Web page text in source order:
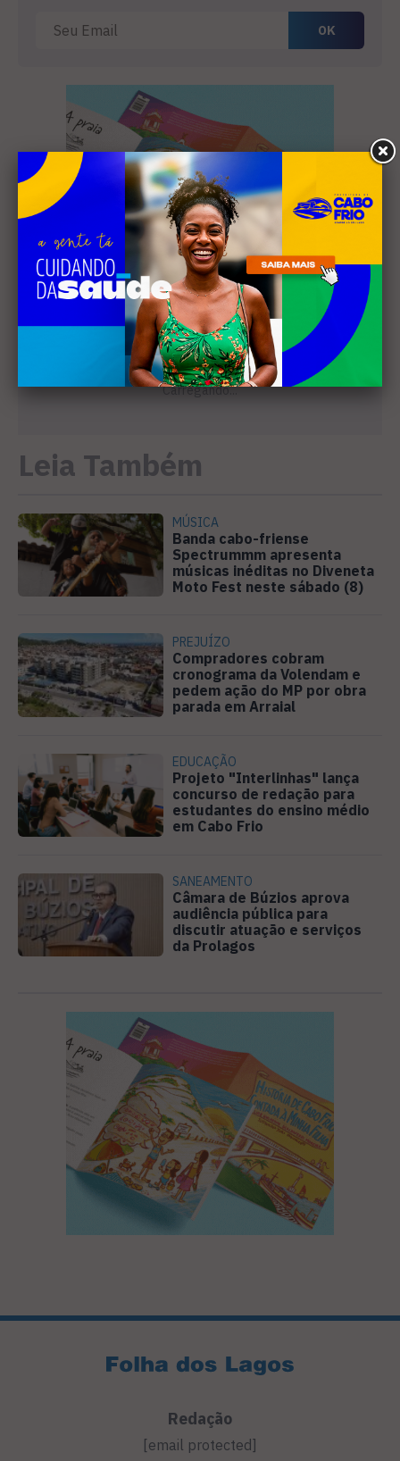
Leia Também
MÚSICA
Banda cabo-friense
Spectrummm apresenta
músicas inéditas no Diveneta
Moto Fest neste sábado (8)
PREJUÍZO
Compradores cobram
cronograma da Volendam e
pedem ação do MP por obra
parada em Arraial
EDUCAÇÃO
Projeto "Interlinhas" lança
concurso de redação para
estudantes do ensino médio
em Cabo Frio
SANEAMENTO
Câmara de Búzios aprova
audiência pública para
discutir atuação e serviços
da Prolagos
Redação
[email protected]